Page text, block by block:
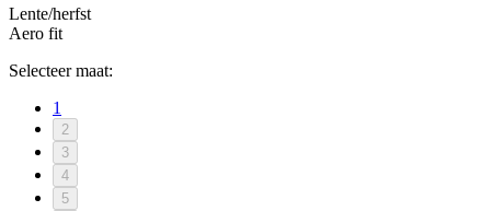
Lente/herfst
Aero fit
Selecteer maat:
1
2
3
4
5